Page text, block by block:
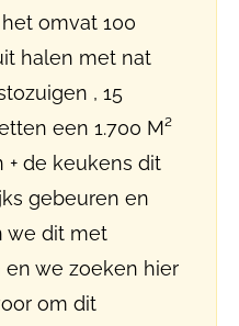
omvat 100
halen met nat
, 15
een 1.700 M²
+ de keukens dit
gebeuren en
we dit met
we zoeken hier
om dit